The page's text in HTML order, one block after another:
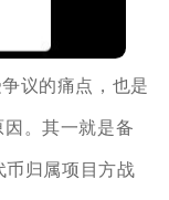
议的痛点，也是
。其一就是备
币归属项目方战